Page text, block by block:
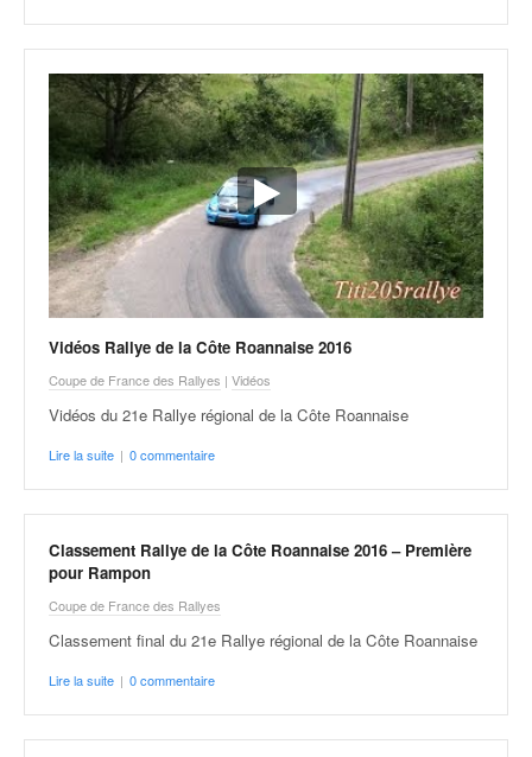
Vidéos Rallye de la Côte Roannaise 2016
Coupe de France des Rallyes | Vidéos
Vidéos du 21e Rallye régional de la Côte Roannaise
Lire la suite | 0 commentaire
Classement Rallye de la Côte Roannaise 2016 – Première
pour Rampon
Coupe de France des Rallyes
Classement final du 21e Rallye régional de la Côte Roannaise
Lire la suite | 0 commentaire